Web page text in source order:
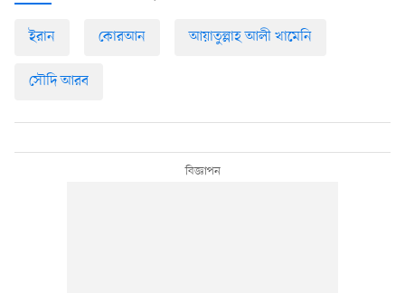
ইরান কোরআন আয়াতুল্লাহ আলী খামেনি
সৌদি আরব